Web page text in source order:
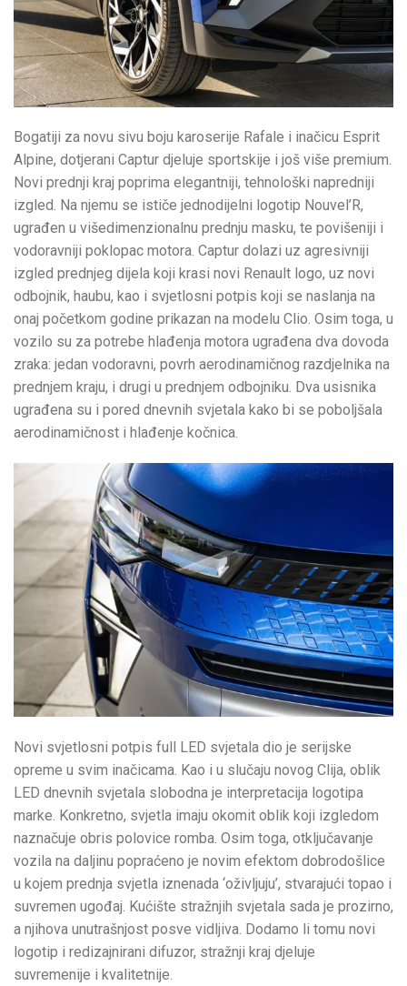
Bogatiji za novu sivu boju karoserije Rafale i inačicu Esprit
Alpine, dotjerani Captur djeluje sportskije i još više premium.
Novi prednji kraj poprima elegantniji, tehnološki napredniji
izgled. Na njemu se ističe jednodijelni logotip Nouvel’R,
ugrađen u višedimenzionalnu prednju masku, te povišeniji i
vodoravniji poklopac motora. Captur dolazi uz agresivniji
izgled prednjeg dijela koji krasi novi Renault logo, uz novi
odbojnik, haubu, kao i svjetlosni potpis koji se naslanja na
onaj početkom godine prikazan na modelu Clio. Osim toga, u
vozilo su za potrebe hlađenja motora ugrađena dva dovoda
zraka: jedan vodoravni, povrh aerodinamičnog razdjelnika na
prednjem kraju, i drugi u prednjem odbojniku. Dva usisnika
ugrađena su i pored dnevnih svjetala kako bi se poboljšala
aerodinamičnost i hlađenje kočnica.
Novi svjetlosni potpis full LED svjetala dio je serijske
opreme u svim inačicama. Kao i u slučaju novog Clija, oblik
LED dnevnih svjetala slobodna je interpretacija logotipa
marke. Konkretno, svjetla imaju okomit oblik koji izgledom
naznačuje obris polovice romba. Osim toga, otključavanje
vozila na daljinu popraćeno je novim efektom dobrodošlice
u kojem prednja svjetla iznenada ‘oživljuju’, stvarajući topao i
suvremen ugođaj. Kućište stražnjih svjetala sada je prozirno,
a njihova unutrašnjost posve vidljiva. Dodamo li tomu novi
logotip i redizajnirani difuzor, stražnji kraj djeluje
suvremenije i kvalitetnije.